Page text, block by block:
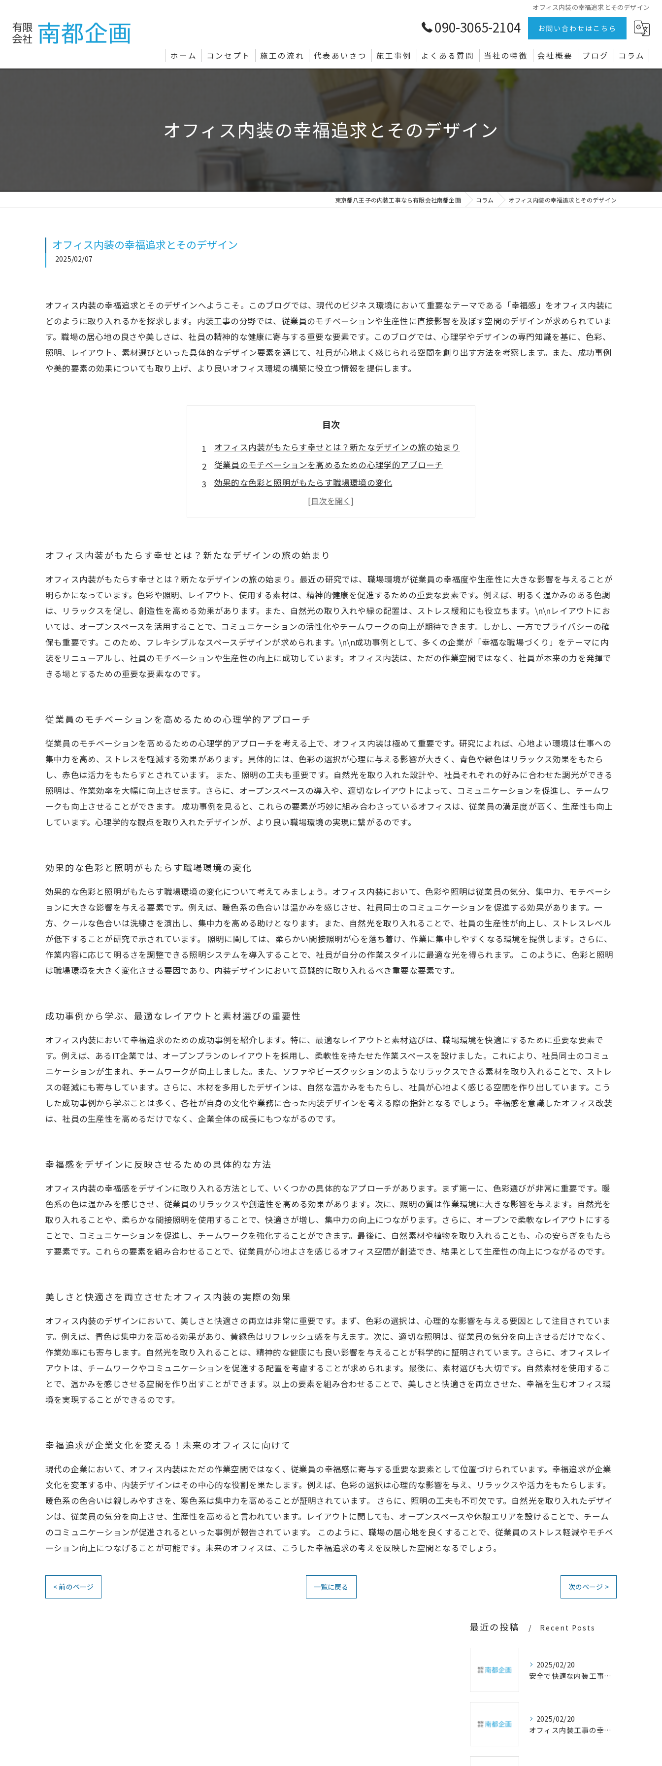
オフィス内装の幸福追求とそのデザイン
090-3065-2104 お問い合わせはこちら
ホーム コンセプト 施工の流れ 代表あいさつ 施工事例 よくある質問 当社の特徴
リフォーム
オフィス
会社概要 ブログ コラム
オフィス内装の幸福追求とそのデザイン
東京都八王子の内装工事なら有限会社南都企画 コラム オフィス内装の幸福追求とそのデザイン
オフィス内装の幸福追求とそのデザイン
2025/02/07
オフィス内装の幸福追求とそのデザインへようこそ。このブログでは、現代のビジネス環境において重要なテーマである「幸福感」をオフィス内装に
どのように取り入れるかを探求します。内装工事の分野では、従業員のモチベーションや生産性に直接影響を及ぼす空間のデザインが求められていま
す。職場の居心地の良さや美しさは、社員の精神的な健康に寄与する重要な要素です。このブログでは、心理学やデザインの専門知識を基に、色彩、
照明、レイアウト、素材選びといった具体的なデザイン要素を通じて、社員が心地よく感じられる空間を創り出す方法を考察します。また、成功事例
や美的要素の効果についても取り上げ、より良いオフィス環境の構築に役立つ情報を提供します。
目次
オフィス内装がもたらす幸せとは？新たなデザインの旅の始まり
従業員のモチベーションを高めるための心理学的アプローチ
効果的な色彩と照明がもたらす職場環境の変化
成功事例から学ぶ、最適なレイアウトと素材選びの重要性
幸福感をデザインに反映させるための具体的な方法
幸福追求が企業文化を変える！未来のオフィスに向けて
オフィス内装がもたらす幸せとは？新たなデザインの旅の始まり
オフィス内装がもたらす幸せとは？新たなデザインの旅の始まり。最近の研究では、職場環境が従業員の幸福度や生産性に大きな影響を与えることが
明らかになっています。色彩や照明、レイアウト、使用する素材は、精神的健康を促進するための重要な要素です。例えば、明るく温かみのある色調
は、リラックスを促し、創造性を高める効果があります。また、自然光の取り入れや緑の配置は、ストレス緩和にも役立ちます。\n\nレイアウトにお
いては、オープンスペースを活用することで、コミュニケーションの活性化やチームワークの向上が期待できます。しかし、一方でプライバシーの確
保も重要です。このため、フレキシブルなスペースデザインが求められます。\n\n成功事例として、多くの企業が「幸福な職場づくり」をテーマに内
装をリニューアルし、社員のモチベーションや生産性の向上に成功しています。オフィス内装は、ただの作業空間ではなく、社員が本来の力を発揮で
きる場とするための重要な要素なのです。
従業員のモチベーションを高めるための心理学的アプローチ
従業員のモチベーションを高めるための心理学的アプローチを考える上で、オフィス内装は極めて重要です。研究によれば、心地よい環境は仕事への
集中力を高め、ストレスを軽減する効果があります。具体的には、色彩の選択が心理に与える影響が大きく、青色や緑色はリラックス効果をもたら
し、赤色は活力をもたらすとされています。 また、照明の工夫も重要です。自然光を取り入れた設計や、社員それぞれの好みに合わせた調光ができる
照明は、作業効率を大幅に向上させます。さらに、オープンスペースの導入や、適切なレイアウトによって、コミュニケーションを促進し、チームワ
ークも向上させることができます。 成功事例を見ると、これらの要素が巧妙に組み合わさっているオフィスは、従業員の満足度が高く、生産性も向上
しています。心理学的な観点を取り入れたデザインが、より良い職場環境の実現に繋がるのです。
効果的な色彩と照明がもたらす職場環境の変化
効果的な色彩と照明がもたらす職場環境の変化について考えてみましょう。オフィス内装において、色彩や照明は従業員の気分、集中力、モチベーシ
ョンに大きな影響を与える要素です。例えば、暖色系の色合いは温かみを感じさせ、社員同士のコミュニケーションを促進する効果があります。一
方、クールな色合いは洗練さを演出し、集中力を高める助けとなります。また、自然光を取り入れることで、社員の生産性が向上し、ストレスレベル
が低下することが研究で示されています。 照明に関しては、柔らかい間接照明が心を落ち着け、作業に集中しやすくなる環境を提供します。さらに、
作業内容に応じて明るさを調整できる照明システムを導入することで、社員が自分の作業スタイルに最適な光を得られます。 このように、色彩と照明
は職場環境を大きく変化させる要因であり、内装デザインにおいて意識的に取り入れるべき重要な要素です。
成功事例から学ぶ、最適なレイアウトと素材選びの重要性
オフィス内装において幸福追求のための成功事例を紹介します。特に、最適なレイアウトと素材選びは、職場環境を快適にするために重要な要素で
す。例えば、あるIT企業では、オープンプランのレイアウトを採用し、柔軟性を持たせた作業スペースを設けました。これにより、社員同士のコミュ
ニケーションが生まれ、チームワークが向上しました。また、ソファやビーズクッションのようなリラックスできる素材を取り入れることで、ストレ
スの軽減にも寄与しています。さらに、木材を多用したデザインは、自然な温かみをもたらし、社員が心地よく感じる空間を作り出しています。こう
した成功事例から学ぶことは多く、各社が自身の文化や業務に合った内装デザインを考える際の指針となるでしょう。幸福感を意識したオフィス改装
は、社員の生産性を高めるだけでなく、企業全体の成長にもつながるのです。
幸福感をデザインに反映させるための具体的な方法
オフィス内装の幸福感をデザインに取り入れる方法として、いくつかの具体的なアプローチがあります。まず第一に、色彩選びが非常に重要です。暖
色系の色は温かみを感じさせ、従業員のリラックスや創造性を高める効果があります。次に、照明の質は作業環境に大きな影響を与えます。自然光を
取り入れることや、柔らかな間接照明を使用することで、快適さが増し、集中力の向上につながります。さらに、オープンで柔軟なレイアウトにする
ことで、コミュニケーションを促進し、チームワークを強化することができます。最後に、自然素材や植物を取り入れることも、心の安らぎをもたら
す要素です。これらの要素を組み合わせることで、従業員が心地よさを感じるオフィス空間が創造でき、結果として生産性の向上につながるのです。
美しさと快適さを両立させたオフィス内装の実際の効果
オフィス内装のデザインにおいて、美しさと快適さの両立は非常に重要です。まず、色彩の選択は、心理的な影響を与える要因として注目されていま
す。例えば、青色は集中力を高める効果があり、黄緑色はリフレッシュ感を与えます。次に、適切な照明は、従業員の気分を向上させるだけでなく、
作業効率にも寄与します。自然光を取り入れることは、精神的な健康にも良い影響を与えることが科学的に証明されています。さらに、オフィスレイ
アウトは、チームワークやコミュニケーションを促進する配置を考慮することが求められます。最後に、素材選びも大切です。自然素材を使用するこ
とで、温かみを感じさせる空間を作り出すことができます。以上の要素を組み合わせることで、美しさと快適さを両立させた、幸福を生むオフィス環
境を実現することができるのです。
幸福追求が企業文化を変える！未来のオフィスに向けて
現代の企業において、オフィス内装はただの作業空間ではなく、従業員の幸福感に寄与する重要な要素として位置づけられています。幸福追求が企業
文化を変革する中、内装デザインはその中心的な役割を果たします。例えば、色彩の選択は心理的な影響を与え、リラックスや活力をもたらします。
暖色系の色合いは親しみやすさを、寒色系は集中力を高めることが証明されています。 さらに、照明の工夫も不可欠です。自然光を取り入れたデザイ
ンは、従業員の気分を向上させ、生産性を高めると言われています。レイアウトに関しても、オープンスペースや休憩エリアを設けることで、チーム
のコミュニケーションが促進されるといった事例が報告されています。 このように、職場の居心地を良くすることで、従業員のストレス軽減やモチベ
ーション向上につなげることが可能です。未来のオフィスは、こうした幸福追求の考えを反映した空間となるでしょう。
< 前のページ 一覧に戻る 次のページ >
最近の投稿 Recent Posts
2025/02/20
安全で快適な内装工事の重要性
2025/02/20
オフィス内装工事の幸福設計